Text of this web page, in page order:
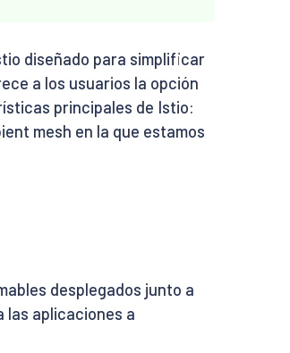
diseñado para simplificar
a los usuarios la opción
principales de Istio:
mesh en la que estamos
desplegados junto a
las aplicaciones a